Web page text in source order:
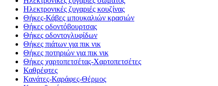
Ηλεκτρονικές ζυγαριές κουζίνας
Θήκες-Κάβες μπουκαλιών κρασιών
Θήκες οδοντόβουρτσας
Θήκες οδοντογλυφίδων
Θήκες πιάτων για πικ νικ
Θήκες ποτηριών για πικ νικ
Θήκες χαρτοπετσέτας-Χαρτοπετσέτες
Καθρέφτες
Κανάτες-Καράφες-Θέρμος